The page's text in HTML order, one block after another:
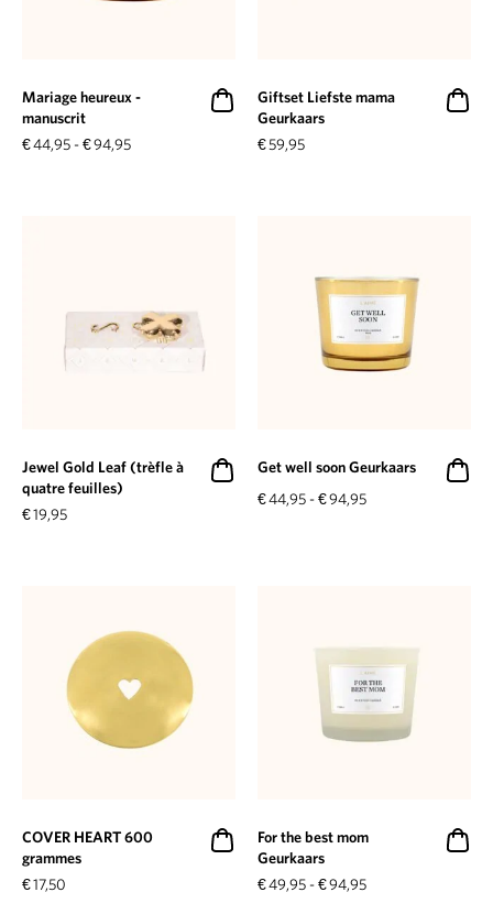
Mariage heureux -
manuscrit
€44,95 -€94,95
Giftset Liefste mama
Geurkaars
€59,95
Jewel Gold Leaf (trèfle à
quatre feuilles)
€19,95
Get well soon Geurkaars
€44,95 -€94,95
COVER HEART 600
grammes
€17,50
For the best mom
Geurkaars
€49,95 -€94,95